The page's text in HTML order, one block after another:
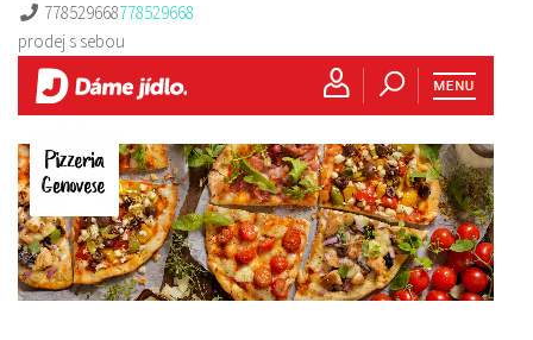
778529668778529668
prodej s sebou